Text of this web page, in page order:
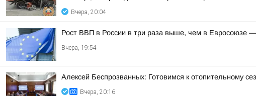
Вчера, 20:04
Рост ВВП в России в три раза выше, чем в Евросоюзе
Вчера, 19:54
Алексей Беспрозванных: Готовимся к отопительному
Вчера, 20:16